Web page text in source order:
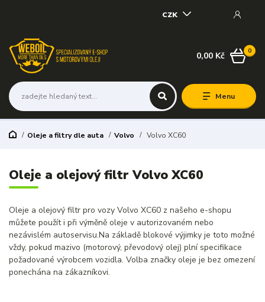
Menu
CZK
0
0,00 Kč
Oleje a filtry dle auta Volvo Volvo XC60
Oleje a olejový filtr Volvo XC60
Oleje a olejový filtr pro vozy Volvo XC60 z našeho e-shopu
můžete použít i při výměně oleje v autorizovaném nebo
nezávislém autoservisu.Na základě blokové výjimky je toto možné
vždy, pokud mazivo (motorový, převodový olej) plní specifikace
požadované výrobcem vozidla. Volba značky oleje je bez omezení
ponechána na zákazníkovi.